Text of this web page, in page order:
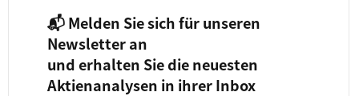
📬 Melden Sie sich für unseren
Newsletter an
und erhalten Sie die neuesten
Aktienanalysen in ihrer Inbox